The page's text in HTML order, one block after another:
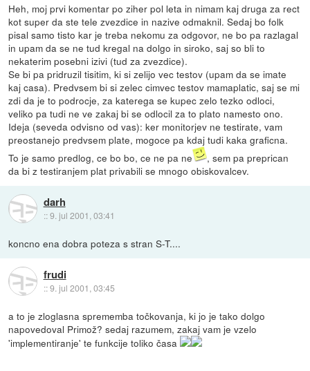
Heh, moj prvi komentar po ziher pol leta in nimam kaj druga za rect
kot super da ste tele zvezdice in nazive odmaknil. Sedaj bo folk
pisal samo tisto kar je treba nekomu za odgovor, ne bo pa razlagal
in upam da se ne tud kregal na dolgo in siroko, saj so bli to
nekaterim posebni izivi (tud za zvezdice).
Se bi pa pridruzil tisitim, ki si zelijo vec testov (upam da se imate
kaj casa). Predvsem bi si zelec cimvec testov mamaplatic, saj se mi
zdi da je to podrocje, za katerega se kupec zelo tezko odloci,
veliko pa tudi ne ve zakaj bi se odlocil za to plato namesto ono.
Ideja (seveda odvisno od vas): ker monitorjev ne testirate, vam
preostanejo predvsem plate, mogoce pa kdaj tudi kaka graficna.
To je samo predlog, ce bo bo, ce ne pa ne
, sem pa preprican
da bi z testiranjem plat privabili se mnogo obiskovalcev.
darh
::9. jul 2001, 03:41
koncno ena dobra poteza s stran S-T....
frudi
::9. jul 2001, 03:45
a to je zloglasna sprememba točkovanja, ki jo je tako dolgo
napovedoval Primož? sedaj razumem, zakaj vam je vzelo
'implementiranje' te funkcije toliko časa